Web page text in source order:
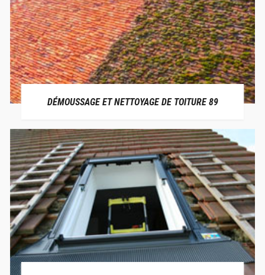
DÉMOUSSAGE ET NETTOYAGE DE TOITURE 89